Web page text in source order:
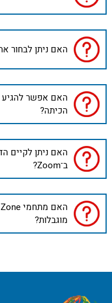
האם ניתן לבחור
האם אפשר להגיע
הכיתה?
האם ניתן לקיים
ב־Zoom?
מוגבלות?